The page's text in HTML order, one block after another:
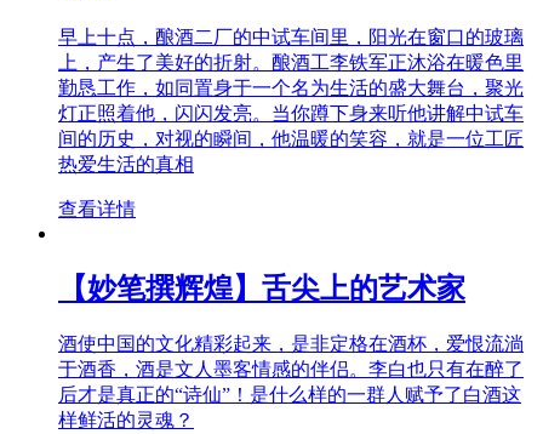
早上十点，酿酒二厂的中试车间里，阳光在窗口的玻璃
上，产生了美好的折射。酿酒工李铁军正沐浴在暖色里
勤恳工作，如同置身于一个名为生活的盛大舞台，聚光
灯正照着他，闪闪发亮。当你蹲下身来听他讲解中试车
间的历史，对视的瞬间，他温暖的笑容，就是一位工匠
热爱生活的真相
查看详情
【妙笔撰辉煌】舌尖上的艺术家
酒使中国的文化精彩起来，是非定格在酒杯，爱恨流淌
于酒香，酒是文人墨客情感的伴侣。李白也只有在醉了
后才是真正的“诗仙”！是什么样的一群人赋予了白酒这
样鲜活的灵魂？